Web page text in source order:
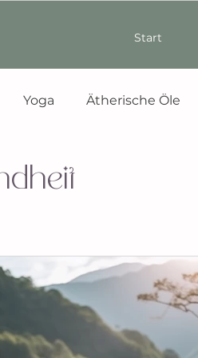
Start
Yoga Ätherische Öle